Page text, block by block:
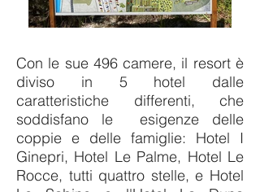
Con le sue 496 camere, il resort è
diviso in 5 hotel dalle
caratteristiche differenti, che
soddisfano le esigenze delle
coppie e delle famiglie: Hotel I
Ginepri, Hotel Le Palme, Hotel Le
Rocce, tutti quattro stelle, e Hotel